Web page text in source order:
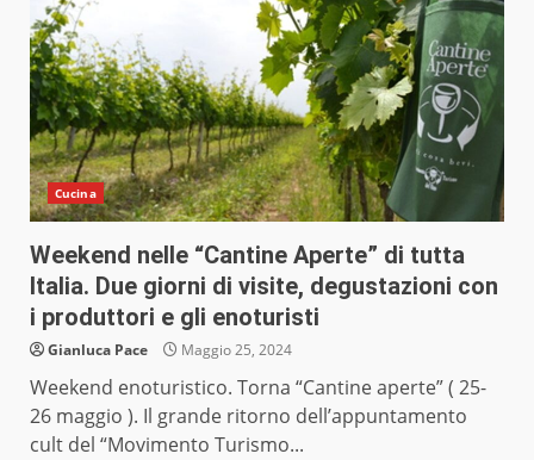
Cucina
Weekend nelle “Cantine Aperte” di tutta
Italia. Due giorni di visite, degustazioni con
i produttori e gli enoturisti
Gianluca Pace Maggio 25, 2024
Weekend enoturistico. Torna “Cantine aperte” ( 25-
26 maggio ). Il grande ritorno dell’appuntamento
cult del “Movimento Turismo...